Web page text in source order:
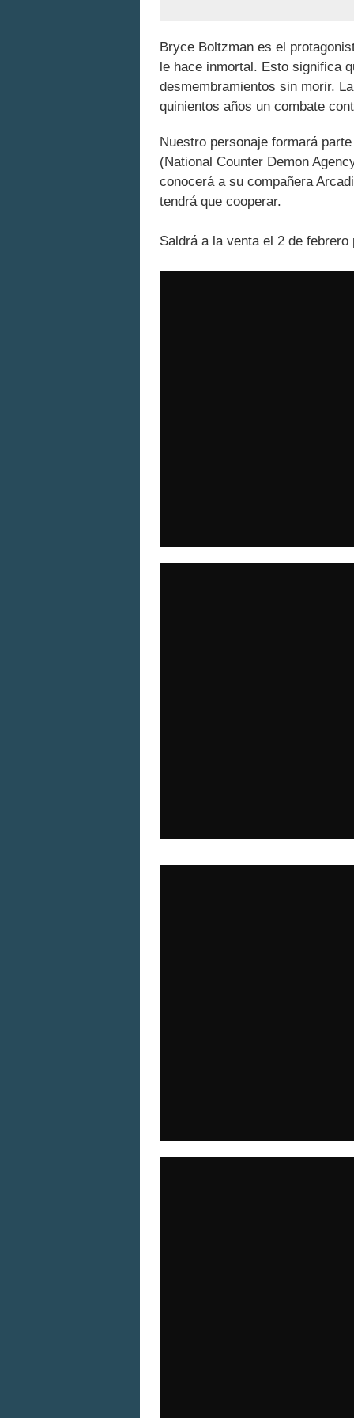
Bryce Boltzman es el
le hace inmortal. Esto significa
desmembramientos sin morir.
quinientos años un combate
Nuestro personaje formará
(National Counter Demon
conocerá a su compañera
tendrá que cooperar.
Saldrá a la venta el 2 de